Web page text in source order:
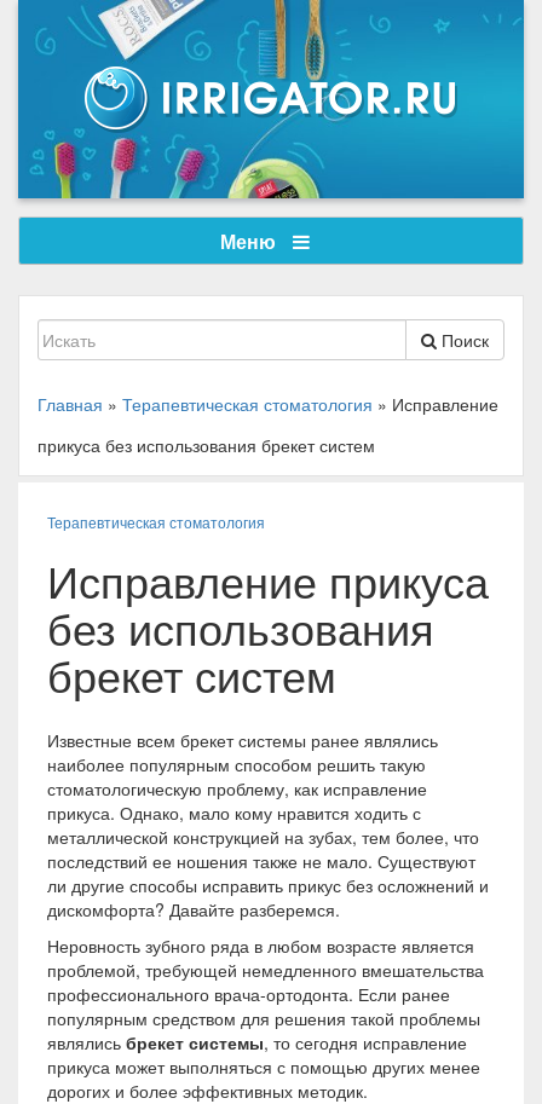
Меню
Поиск
Главная » Терапевтическая стоматология » Исправление
прикуса без использования брекет систем
Терапевтическая стоматология
Исправление прикуса
без использования
брекет систем
Известные всем брекет системы ранее являлись
наиболее популярным способом решить такую
стоматологическую проблему, как исправление
прикуса. Однако, мало кому нравится ходить с
металлической конструкцией на зубах, тем более, что
последствий ее ношения также не мало. Существуют
ли другие способы исправить прикус без осложнений и
дискомфорта? Давайте разберемся.
Неровность зубного ряда в любом возрасте является
проблемой, требующей немедленного вмешательства
профессионального врача-ортодонта. Если ранее
популярным средством для решения такой проблемы
являлись брекет системы, то сегодня исправление
прикуса может выполняться с помощью других менее
дорогих и более эффективных методик.